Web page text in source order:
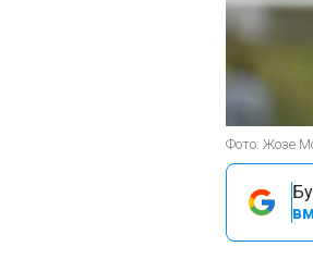
Фото: Жозе